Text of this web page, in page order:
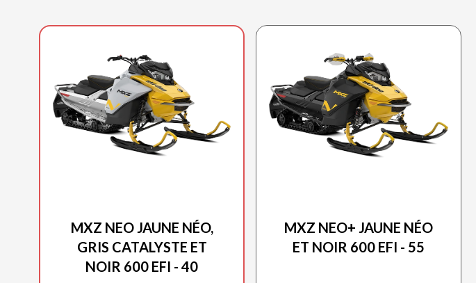
MXZ NEO JAUNE NÉO,
GRIS CATALYSTE ET
NOIR 600 EFI - 40
MXZ NEO+ JAUNE NÉO
ET NOIR 600 EFI - 55